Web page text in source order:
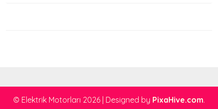
© Elektrik Motorları 2026 Designed by PixaHive.com.